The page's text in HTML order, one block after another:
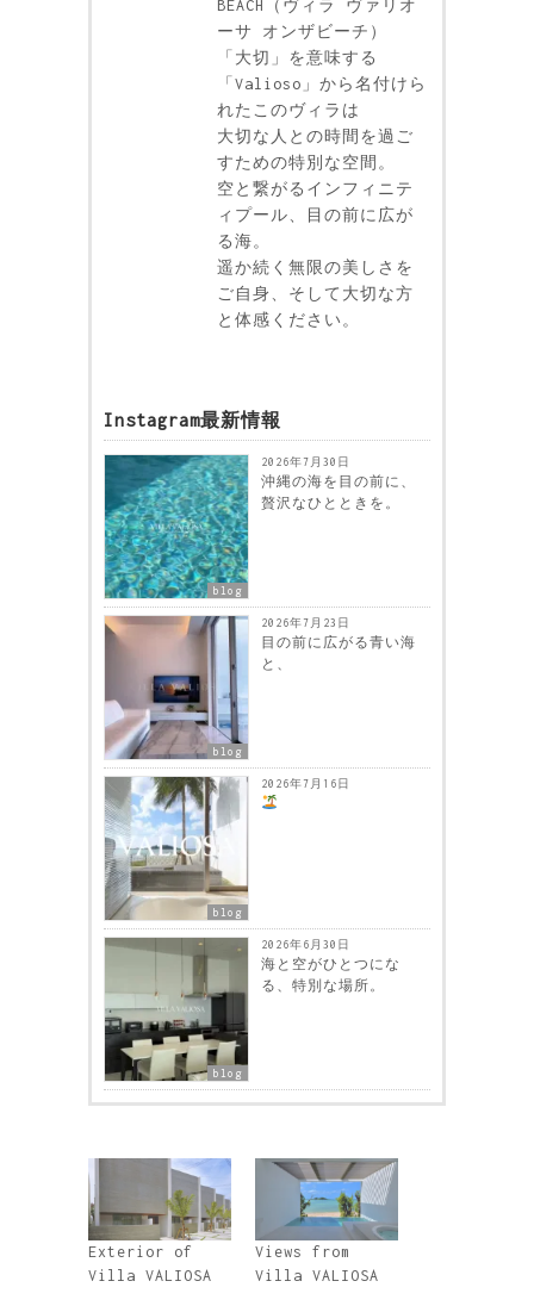
BEACH（ヴィラ ヴァリオ
ーサ オンザビーチ）
「大切」を意味する
「Valioso」から名付けら
れたこのヴィラは
大切な人との時間を過ご
すための特別な空間。
空と繋がるインフィニテ
ィプール、目の前に広が
る海。
遥か続く無限の美しさを
ご自身、そして大切な方
と体感ください。
Instagram最新情報
blog
2026年7月30日
沖縄の海を目の前に、
贅沢なひとときを。
blog
2026年7月23日
目の前に広がる青い海
と、
blog
2026年7月16日
blog
2026年6月30日
海と空がひとつにな
る、特別な場所。
Exterior of
Villa VALIOSA
Views from
Villa VALIOSA